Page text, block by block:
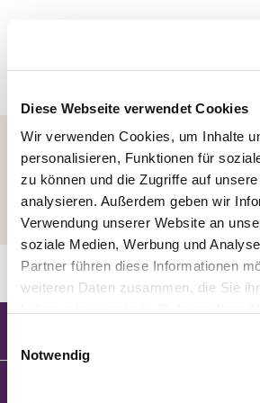
Diese Webseite verwendet Cookies
Wir verwenden Cookies, um Inhalte
personalisieren, Funktionen für
zu können und die Zugriffe auf
analysieren. Außerdem geben wir
Verwendung unserer Website an
soziale Medien, Werbung und
Partner führen diese Informationen
weiteren Daten zusammen, die Sie
Notwendig